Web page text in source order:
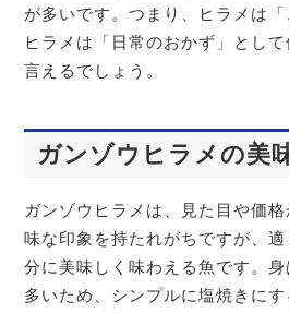
が多いです。つまり、ヒラメは
ヒラメは「日常のおかず」とし
言えるでしょう。
ガンゾウヒラメの美
ガンゾウヒラメは、見た目や価
味な印象を持たれがちですが、
分に美味しく味わえる魚です。
多いため、シンプルに塩焼きに